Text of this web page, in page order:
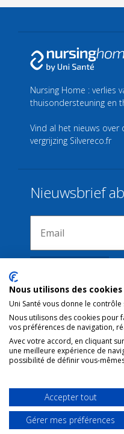
Nursing Home : verlies
thuisondersteuning en
Vind al het nieuws over
vergrijzing Silvereco.fr
Nieuwsbrief
Verbindingen
Juridische kennisgeving
Gebruiksvoorwaarden
Nous utilisons des cookies
Uni Santé vous donne le
Nous utilisons des cookies pour
vos préférences de navigation,
Avec votre accord, en cliquant
une meilleure expérience de
possibilité de définir vous-
Accepter tout
Gérer mes préférences